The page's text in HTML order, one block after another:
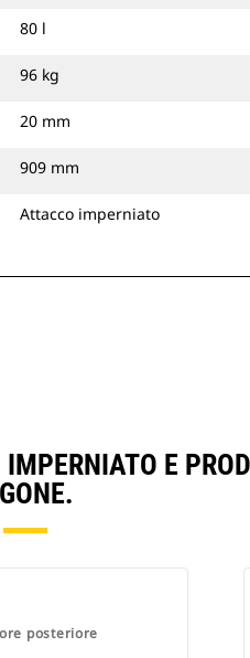
80 l
96 kg
20 mm
909 mm
Attacco imperniato
E
posteriore